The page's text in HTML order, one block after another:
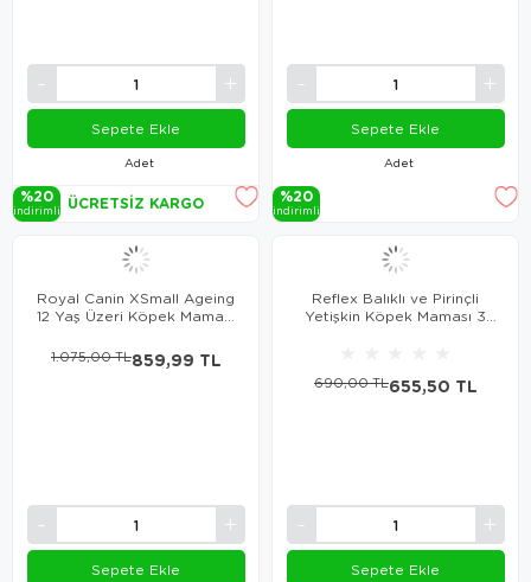
Adet
Sepete Ekle
%20
i̇ndi̇ri̇mli̇ ÜCRETSIZ KARGO
Adet
Sepete Ekle
%20
i̇ndi̇ri̇mli̇
Royal Canin XSmall Ageing
12 Yaş Üzeri Köpek Maması
859,99 TL
1.075,00 TL
Sepete Ekle
Reflex Balıklı ve Pirinçli
Yetişkin Köpek Maması 3
655,50 TL
690,00 TL
Sepete Ekle